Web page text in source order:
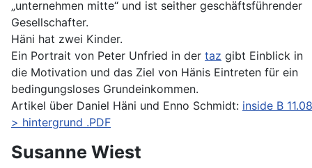
„unternehmen mitte“ und ist seither geschäftsführender
Gesellschafter.
Häni hat zwei Kinder.
Ein Portrait von Peter Unfried in der taz gibt Einblick in
die Motivation und das Ziel von Hänis Eintreten für ein
bedingungsloses Grundeinkommen.
Artikel über Daniel Häni und Enno Schmidt: inside B 11.08
> hintergrund .PDF
Susanne Wiest